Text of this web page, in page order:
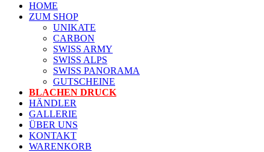
HOME
ZUM SHOP
UNIKATE
CARBON
SWISS ARMY
SWISS ALPS
SWISS PANORAMA
GUTSCHEINE
BLACHEN DRUCK
HÄNDLER
GALLERIE
ÜBER UNS
KONTAKT
WARENKORB